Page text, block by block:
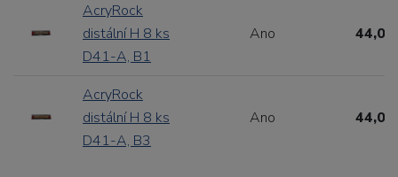
AcryRock
distální H 8 ks
D41-A, B1
Ano 44,00
AcryRock
distální H 8 ks
D41-A, B3
Ano 44,00